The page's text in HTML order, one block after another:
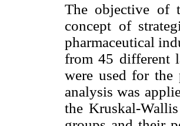
The objective of
concept of
pharmaceutical
from 45 different
were used for the
analysis was
the Kruskal-